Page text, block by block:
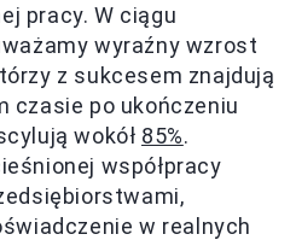
pracy. W ciągu
wyraźny wzrost
z sukcesem znajdują
czasie po ukończeniu
wokół 85%.
współpracy
w realnych